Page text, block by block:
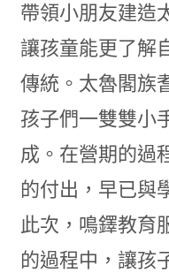
帶領小朋友建造
讓孩童能更了解
傳統。太魯閣族
孩子們一雙雙小
成。在營期的過
的付出，早已與
此次，鳴鐸教育
的過程中，讓孩